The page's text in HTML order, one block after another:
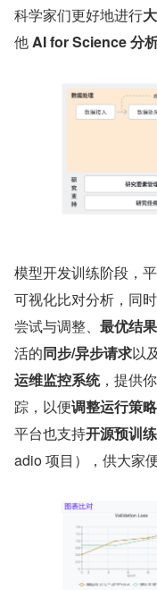
科学家们更好地进行
他 AI for Science 分
模型开发训练阶段，
可视化比对分析，同
尝试与调整、 最优结
活的同步/异步请求以
运维监控系统，提供
踪，以便调整运行策
平台也支持开源预训
adio 项目），供大家